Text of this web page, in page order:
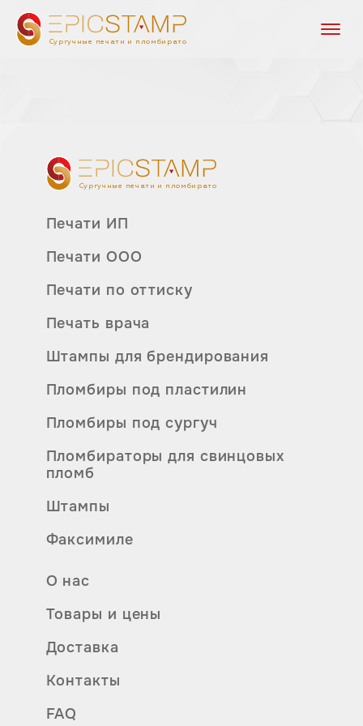
Сургучные печати и пломбираторы
Сургучные печати и пломбираторы
Печати ИП
Печати ООО
Печати по оттиску
Печать врача
Пломбираторы для свинцовых
пломб
Пломбиры под пластилин
Пломбиры под сургуч
Факсимиле
Штампы
Штампы для брендирования
О нас
Товары и цены
Доставка
Контакты
FAQ